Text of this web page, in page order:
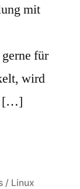
mit
für
wird
[…]
/ Linux